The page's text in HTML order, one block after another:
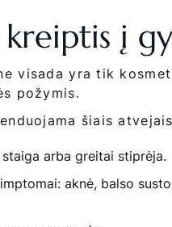
į
visada yra tik
požymis.
šiais
arba greitai stiprėja.
aknė, balso